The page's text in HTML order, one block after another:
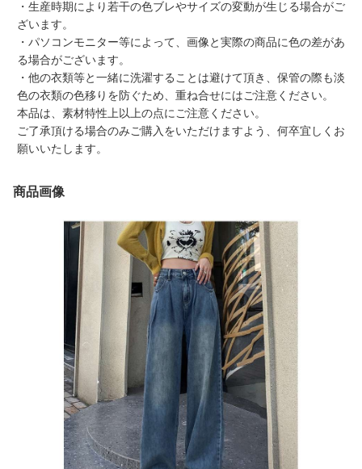
・生産時期により若干の色ブレやサイズの変動が生じる場合がご
ざいます。
・パソコンモニター等によって、画像と実際の商品に色の差があ
る場合がございます。
・他の衣類等と一緒に洗濯することは避けて頂き、保管の際も淡
色の衣類の色移りを防ぐため、重ね合せにはご注意ください。
本品は、素材特性上以上の点にご注意ください。
ご了承頂ける場合のみご購入をいただけますよう、何卒宜しくお
願いいたします。
商品画像